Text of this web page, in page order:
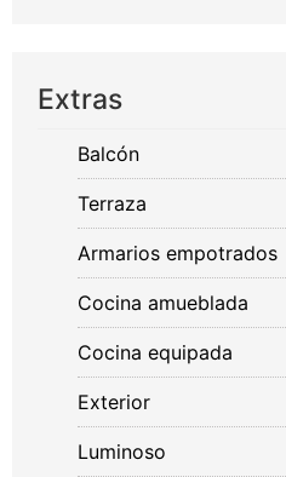
Extras
Balcón
Terraza
Armarios empotrados
Cocina amueblada
Cocina equipada
Exterior
Luminoso